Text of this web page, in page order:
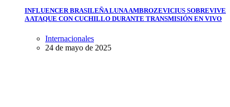
INFLUENCER BRASILEÑA LUNA AMBROZEVICIUS SOBREVIVE
A ATAQUE CON CUCHILLO DURANTE TRANSMISIÓN EN VIVO
Internacionales
24 de mayo de 2025